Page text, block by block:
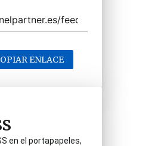
ENLACE
en el portapapeles,